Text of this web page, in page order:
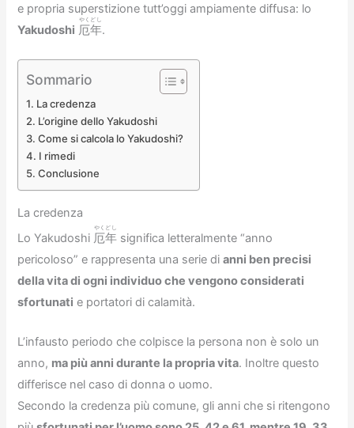
e propria superstizione tutt’oggi ampiamente diffusa: lo
Yakudoshi 厄年
やくどし
.
Sommario
La credenza
L’origine dello Yakudoshi
Come si calcola lo Yakudoshi?
I rimedi
Conclusione
La credenza
Lo Yakudoshi 厄年
やくどし
significa letteralmente “anno
pericoloso” e rappresenta una serie dianni ben precisi
della vita di ogni individuo che vengono considerati
sfortunati e portatori di calamità.
L’infausto periodo che colpisce la persona non è solo un
anno, ma più anni durante la propria vita. Inoltre questo
differisce nel caso di donna o uomo.
Secondo la credenza più comune, gli anni che si ritengono